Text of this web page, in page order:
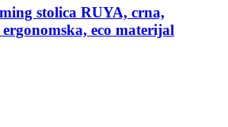
stolica RUYA, crna,
eco materijal